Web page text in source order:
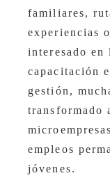
familiares,
experiencias
interesado
capacitación
gestión,
transformado
empleos
jóvenes.